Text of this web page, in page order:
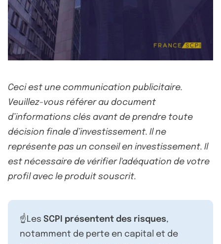
Ceci est une communication publicitaire.
Veuillez-vous référer au document
d’informations clés avant de prendre toute
décision finale d’investissement. Il ne
représente pas un conseil en investissement. Il
est nécessaire de vérifier l'adéquation de votre
profil avec le produit souscrit.
☝️Les SCPI présentent des risques,
notamment de perte en capital et de